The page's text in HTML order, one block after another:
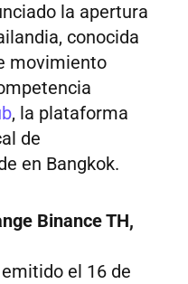
la apertura
conocida
movimiento
, la plataforma
de
en Bangkok.
Binance TH,
el 16 de